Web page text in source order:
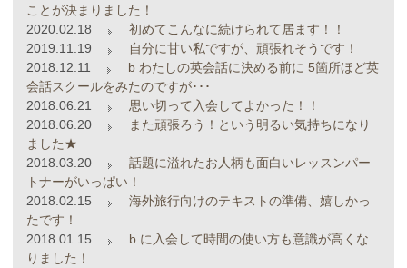
ことが決まりました！
2020.02.18
初めてこんなに続けられて居ます！！
2019.11.19
自分に甘い私ですが、頑張れそうです！
2018.12.11
b わたしの英会話に決める前に 5箇所ほど英
会話スクールをみたのですが･･･
2018.06.21
思い切って入会してよかった！！
2018.06.20
また頑張ろう！という明るい気持ちになり
ました★
2018.03.20
話題に溢れたお人柄も面白いレッスンパー
トナーがいっぱい！
2018.02.15
海外旅行向けのテキストの準備、嬉しかっ
たです！
2018.01.15
b に入会して時間の使い方も意識が高くな
りました！